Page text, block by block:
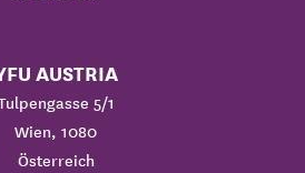
AUSTRIA
5/1
Wien, 1080
Österreich